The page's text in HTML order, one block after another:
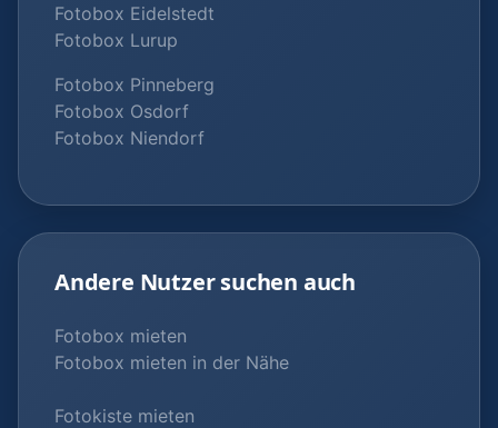
Fotobox Eidelstedt
Fotobox Lurup
Fotobox Pinneberg
Fotobox Osdorf
Fotobox Niendorf
Andere Nutzer suchen auch
Fotobox mieten
Fotobox mieten in der Nähe
Fotokiste mieten